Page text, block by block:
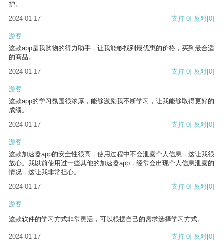
护。
2024-01-17
支持[0] 反对[0]
游客
这款app是我购物的得力助手，让我能够找到最优惠的价格，买到最合适
的商品。
2024-01-17
支持[0] 反对[0]
游客
这款app的学习氛围很浓厚，能够激励我不断学习，让我能够取得更好的
成绩。
2024-01-17
支持[0] 反对[0]
游客
这款加速器app的安全性很高，使用过程中不会泄露个人信息，这让我很
放心。我以前使用过一些其他的加速器app，经常会出现个人信息泄露的
情况，这让我非常担心。
2024-01-17
支持[0] 反对[0]
游客
这款软件的学习方式非常灵活，可以根据自己的需求选择学习方式。
2024-01-17 支持[0] 反对[0]